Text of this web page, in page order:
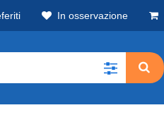
In osservazione